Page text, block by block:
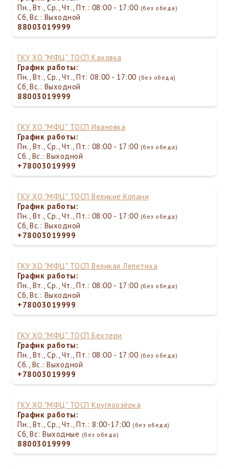
Пн., Вт., Ср., Чт., Пт.: 08:00 - 17:00 (без обеда)
Сб, Вс.: Выходной
88003019999
ГКУ ХО "МФЦ" ТОСП Каховка
График работы:
Пн., Вт., Ср., Чт., Пт: 08:00 - 17:00 (без обеда)
Сб, Вс.: Выходной
88003019999
ГКУ ХО "МФЦ" ТОСП Ивановка
График работы:
Пн., Вт., Ср., Чт., Пт.: 08:00 - 17:00 (без обеда)
Сб., Вс.: Выходной
+78003019999
ГКУ ХО "МФЦ" ТОСП Великие Копани
График работы:
Пн., Вт., Ср., Чт., Пт.: 08:00 - 17:00 (без обеда)
Сб, Вс.: Выходной
+78003019999
ГКУ ХО "МФЦ" ТОСП Великая Лепетиха
График работы:
Пн., Вт., Ср., Чт., Пт.: 08:00 - 17:00 (без обеда)
Сб, Вс.: Выходной
+78003019999
ГКУ ХО "МФЦ" ТОСП Бехтери
График работы:
Пн., Вт., Ср., Чт., Пт.: 08:00 - 17:00 (без обеда)
Сб., Вс.: Выходной
+78003019999
ГКУ ХО "МФЦ" ТОСП Круглоозёрка
График работы:
Пн., Вт., Ср., Чт., Пт.: 8:00-17:00 (без обеда)
Сб, Вс: Выходные (без обеда)
88003019999